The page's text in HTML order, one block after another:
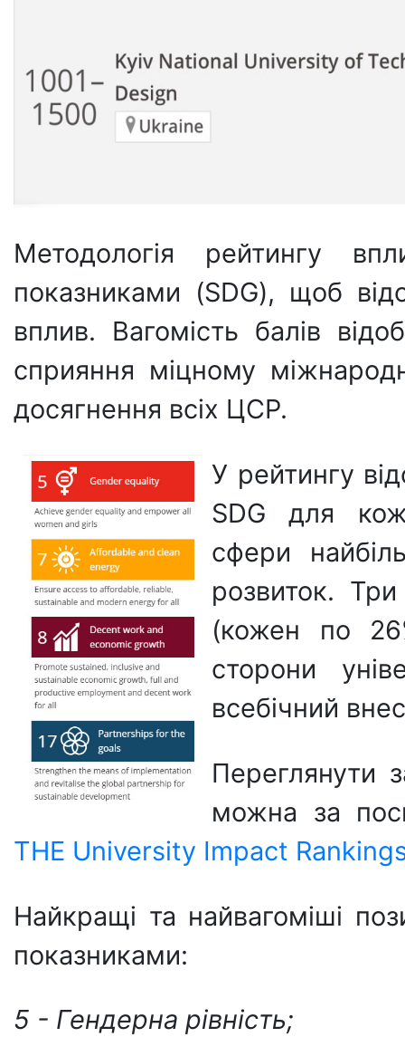
Методологія рейтингу
показниками (SDG), щоб
вплив. Вагомість балів
сприяння міцному
досягнення всіх ЦСР.
У рейтингу
SDG для
сфери
розвиток.
(кожен по
сторони
всебічний
Переглянути
можна за
THE University Impact
Найкращі та найвагоміші
показниками:
5 - Гендерна рівність;